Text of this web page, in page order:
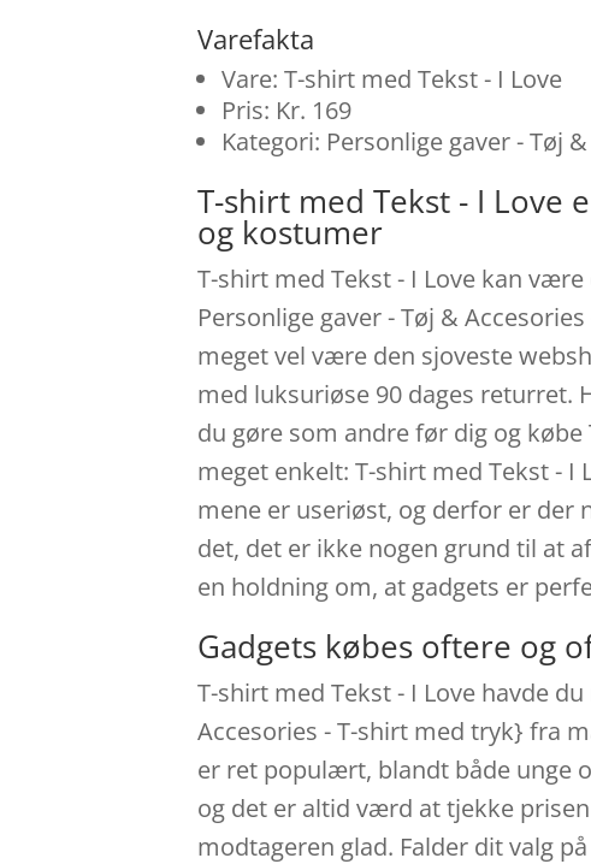
Varefakta
Vare: T-shirt med Tekst - I Love
Pris: Kr. 169
Kategori: Personlige gaver - Tøj
T-shirt med Tekst - I
og kostumer
T-shirt med Tekst - I Love kan
Personlige gaver - Tøj &
meget vel være den sjoveste
med luksuriøse 90 dages returret.
du gøre som andre før dig og købe
meget enkelt: T-shirt med Tekst -
mene er useriøst, og derfor er der
det, det er ikke nogen grund til at
en holdning om, at gadgets er
Gadgets købes oftere og
T-shirt med Tekst - I Love havde
Accesories - T-shirt med tryk} fra
er ret populært, blandt både unge
og det er altid værd at tjekke
modtageren glad. Falder dit valg